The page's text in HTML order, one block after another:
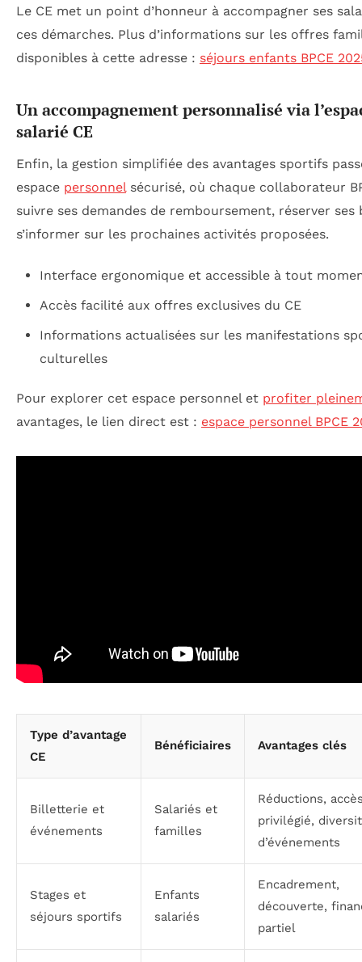
Le CE met un point d’honneur à accompagner ses
ces démarches. Plus d’informations sur les offres
disponibles à cette adresse : séjours enfants BPCE
Un accompagnement personnalisé via
salarié CE
Enfin, la gestion simplifiée des avantages sportifs
espace personnelsécurisé, où chaque collaborateur
suivre ses demandes de remboursement, réserver ses
s’informer sur les prochaines activités proposées.
Interface ergonomique et accessible à tout
Accès facilité aux offres exclusives du CE
Informations actualisées sur les manifestations
culturelles
Pour explorer cet espace personnel et profiter
avantages, le lien direct est : espace personnel BPCE
Type d’avantage
CE
Bénéficiaires Avantages clés
Billetterie et
événements
Salariés et
familles
Réductions,
privilégié,
d’événements
Stages et
séjours sportifs
Enfants
salariés
Encadrement,
découverte,
partiel